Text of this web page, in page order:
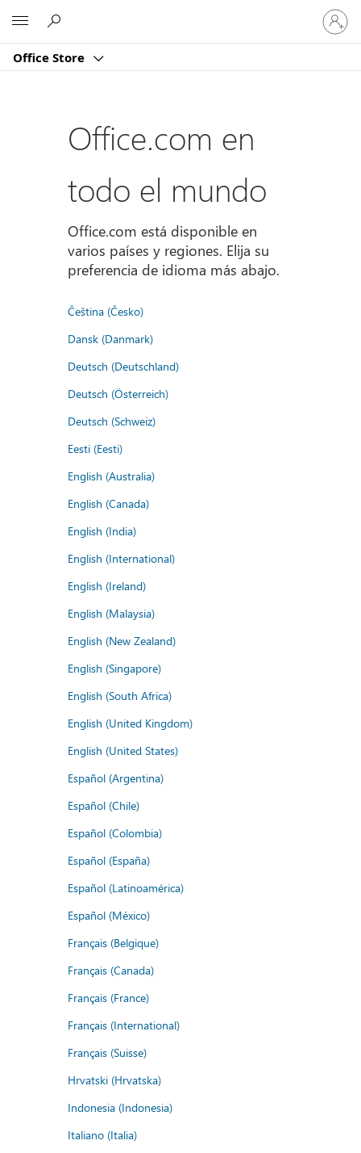
Office Store
Iniciar
sesión
en
cuenta
Office.com en
todo el mundo
Office.com está disponible en
varios países y regiones. Elija su
preferencia de idioma más abajo.
Čeština (Česko)
Dansk (Danmark)
Deutsch (Deutschland)
Deutsch (Österreich)
Deutsch (Schweiz)
Eesti (Eesti)
English (Australia)
English (Canada)
English (India)
English (International)
English (Ireland)
English (Malaysia)
English (New Zealand)
English (Singapore)
English (South Africa)
English (United Kingdom)
English (United States)
Español (Argentina)
Español (Chile)
Español (Colombia)
Español (España)
Español (Latinoamérica)
Español (México)
Français (Belgique)
Français (Canada)
Français (France)
Français (International)
Français (Suisse)
Hrvatski (Hrvatska)
Indonesia (Indonesia)
Italiano (Italia)